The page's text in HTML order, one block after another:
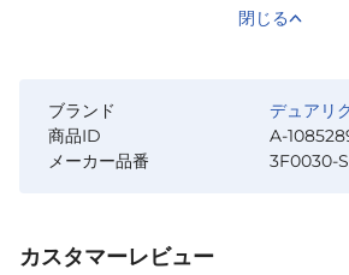
閉じる
ブランド
デュアリ
商品ID
A-
メーカー品番
3F0030-
カスタマーレビュー